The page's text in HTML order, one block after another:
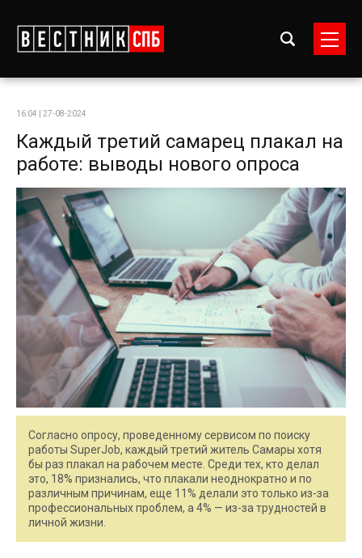
16:04 | 27-08-2024
Каждый третий самарец плакал на
работе: выводы нового опроса
Согласно опросу, проведенному сервисом по поиску
работы SuperJob, каждый третий житель Самары хотя
бы раз плакал на рабочем месте. Среди тех, кто делал
это, 18% признались, что плакали неоднократно и по
различным причинам, еще 11% делали это только из-за
профессиональных проблем, а 4% — из-за трудностей в
личной жизни.